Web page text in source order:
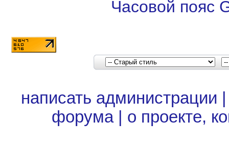
Часовой пояс
написать администрации
форума| о проекте,